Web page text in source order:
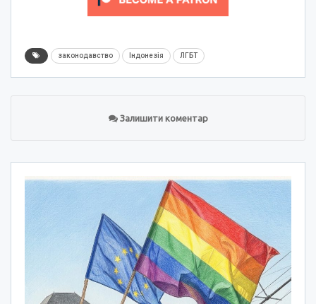
законодавство Індонезія ЛГБТ
Залишити коментар